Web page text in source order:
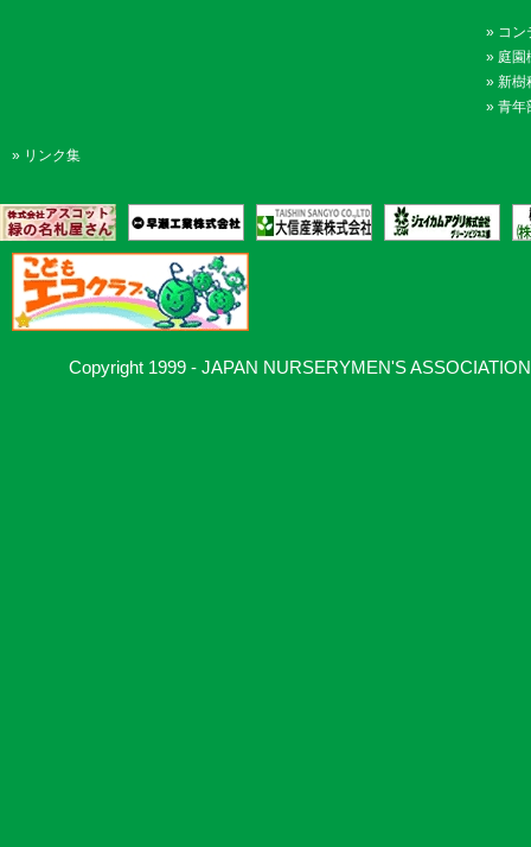
» コン
» 庭園
» 新樹
» 青年
» リンク集
Copyright 1999 - JAPAN NURSERYMEN'S